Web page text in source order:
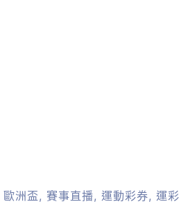
歐洲盃, 賽事直播, 運動彩券, 運彩